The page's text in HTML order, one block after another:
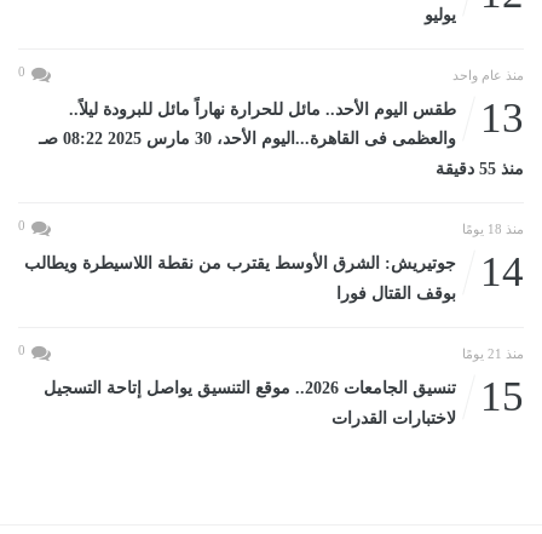
يوليو
منذ عام واحد 0
13
طقس اليوم الأحد.. مائل للحرارة نهاراً مائل للبرودة ليلاً..
والعظمى فى القاهرة...اليوم الأحد، 30 مارس 2025 08:22 صـ
منذ 55 دقيقة
منذ 18 يومًا 0
14
جوتيريش: الشرق الأوسط يقترب من نقطة اللاسيطرة ويطالب
بوقف القتال فورا
منذ 21 يومًا 0
15
تنسيق الجامعات 2026.. موقع التنسيق يواصل إتاحة التسجيل
لاختبارات القدرات